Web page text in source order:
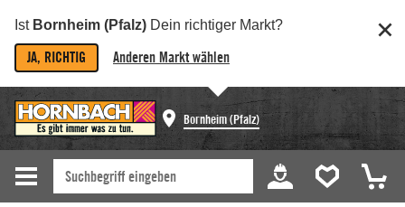
Ist Bornheim (Pfalz) Dein richtiger Markt?
JA, RICHTIG Anderen Markt wählen
Bornheim (Pfalz)